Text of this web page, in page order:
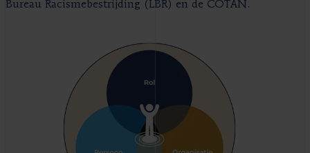
Bureau Racismebestrijding (LBR) en de COTAN.